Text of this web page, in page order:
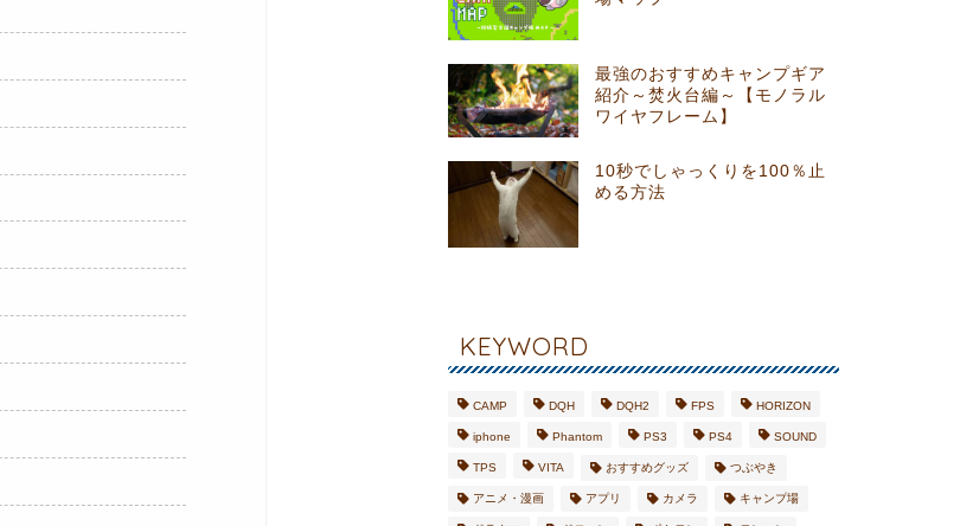
最強のおすすめキャンプギア
紹介～焚火台編～【モノラル
ワイヤフレーム】
10秒でしゃっくりを100％止
める方法
KEYWORD
CAMP DQH DQH2 FPS HORIZON
iphone Phantom PS3 PS4 SOUND
TPS VITA おすすめグッズ つぶやき
アニメ・漫画 アプリ カメラ キャンプ場